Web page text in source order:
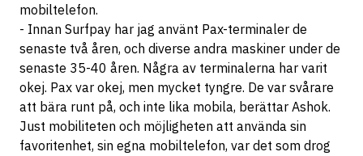
mobiltelefon.
- Innan Surfpay har jag använt Pax-terminaler de
senaste två åren, och diverse andra maskiner under de
senaste 35-40 åren. Några av terminalerna har varit
okej. Pax var okej, men mycket tyngre. De var svårare
att bära runt på, och inte lika mobila, berättar Ashok.
Just mobiliteten och möjligheten att använda sin
favoritenhet, sin egna mobiltelefon, var det som drog